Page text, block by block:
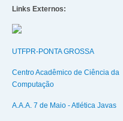
Links Externos:
UTFPR-PONTA GROSSA
Centro Acadêmico de Ciência da
Computação
A.A.A. 7 de Maio - Atlética Javas